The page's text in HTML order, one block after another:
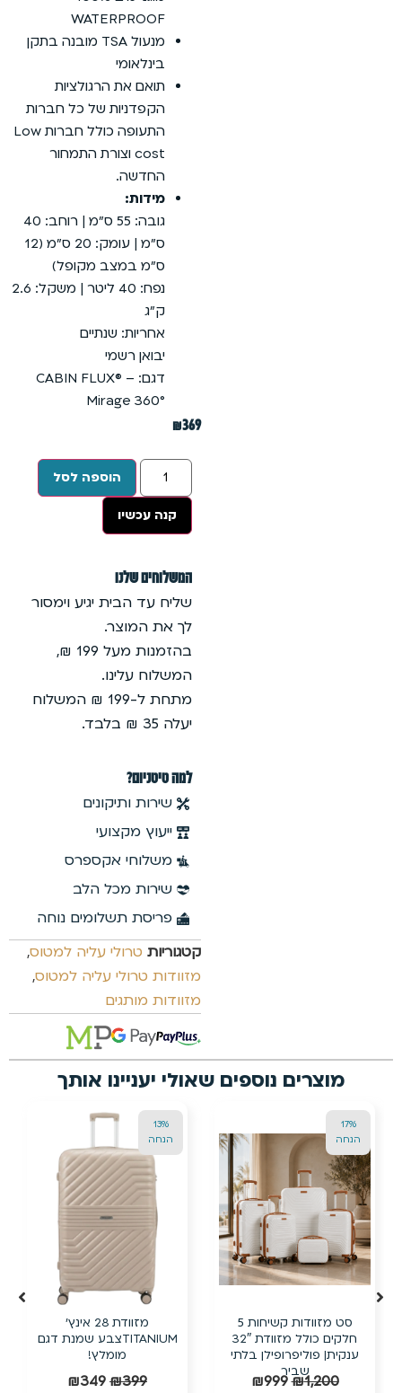
WATERPROOF
מנעול TSA מובנה בתקן
בינלאומי
תואם את הרגולציות
הקפדניות של כל חברות
התעופה כולל חברות Low
cost וצורת התמחור
החדשה.
מידות:
גובה: 55 ס”מ | רוחב: 40
ס”מ | עומק: 20 ס”מ (12
ס”מ במצב מקופל)
נפח: 40 ליטר | משקל: 2.6
ק”ג
אחריות: שנתיים
יבואן רשמי
דגם: CABIN FLUX® –
Mirage 360°
₪369
הוספה לסל
קנה עכשיו
המשלוחים שלנו
שליח עד הבית יגיע וימסור
לך את המוצר.
בהזמנות מעל 199 ₪,
המשלוח עלינו.
מתחת ל-199 ₪ המשלוח
יעלה 35 ₪ בלבד.
למה טיטניום?
שירות ותיקונים
ייעוץ מקצועי
משלוחי אקספרס
שירות מכל הלב
פריסת תשלומים נוחה
קטגוריות טרולי עליה למטוס,
מזוודות טרולי עליה למטוס,
מזוודות מותגים
מוצרים נוספים שאולי יעניינו אותך
17%
הנחה
סט מזוודות קשיחות 5
חלקים כולל מזוודת 32″
ענקית| פוליפרופילן בלתי
שביר
₪1,200
₪999
13%
הנחה
מזוודת 28 אינץ’
TITANIUMצבע שמנת דגם
מומלץ!
₪399
₪349